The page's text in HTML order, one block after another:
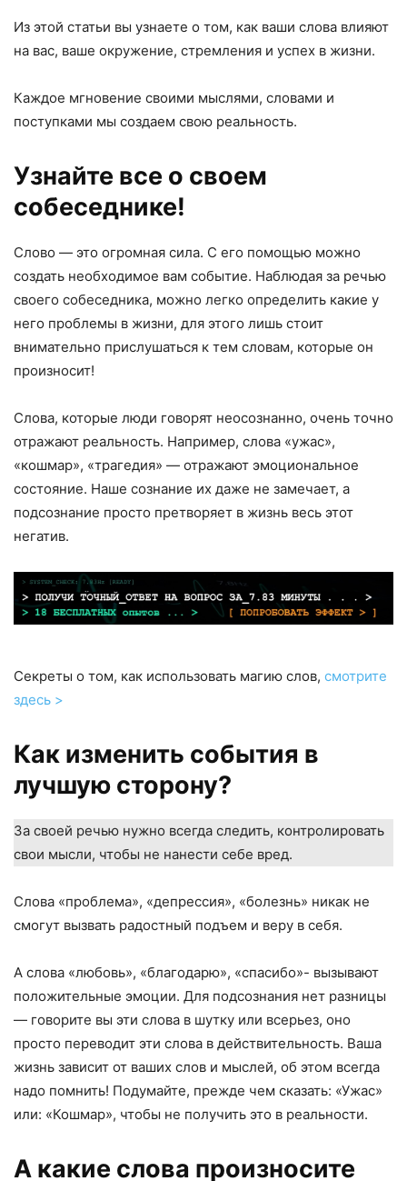
Из этой статьи вы узнаете о том, как ваши слова влияют
на вас, ваше окружение, стремления и успех в жизни.
Каждое мгновение своими мыслями, словами и
поступками мы создаем свою реальность.
Узнайте все о своем
собеседнике!
Слово — это огромная сила. С его помощью можно
создать необходимое вам событие. Наблюдая за речью
своего собеседника, можно легко определить какие у
него проблемы в жизни, для этого лишь стоит
внимательно прислушаться к тем словам, которые он
произносит!
Слова, которые люди говорят неосознанно, очень точно
отражают реальность. Например, слова «ужас»,
«кошмар», «трагедия» — отражают эмоциональное
состояние. Наше сознание их даже не замечает, а
подсознание просто претворяет в жизнь весь этот
негатив.
Секреты о том, как использовать магию слов, смотрите
здесь >
Как изменить события в
лучшую сторону?
За своей речью нужно всегда следить, контролировать
свои мысли, чтобы не нанести себе вред.
Слова «проблема», «депрессия», «болезнь» никак не
смогут вызвать радостный подъем и веру в себя.
А слова «любовь», «благодарю», «спасибо»- вызывают
положительные эмоции. Для подсознания нет разницы
— говорите вы эти слова в шутку или всерьез, оно
просто переводит эти слова в действительность. Ваша
жизнь зависит от ваших слов и мыслей, об этом всегда
надо помнить! Подумайте, прежде чем сказать: «Ужас»
или: «Кошмар», чтобы не получить это в реальности.
А какие слова произносите